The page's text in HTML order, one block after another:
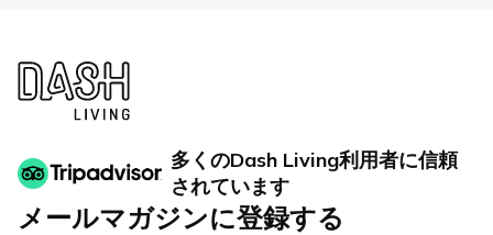
多くのDash Living利用者に信頼
されています
メールマガジンに登録する